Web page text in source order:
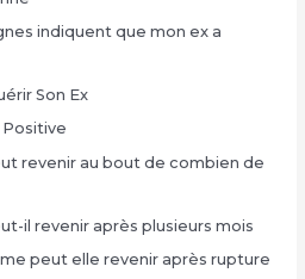
indiquent que mon ex a
Son Ex
Positive
revenir au bout de combien de
il revenir après plusieurs mois
peut elle revenir après rupture